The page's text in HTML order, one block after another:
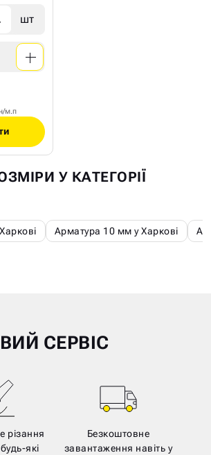
шт
м.п
У КАТЕГОРІЇ
Арматура 10 мм у Харкові
СЕРВІС
різання
які
Безкоштовне
завантаження навіть у